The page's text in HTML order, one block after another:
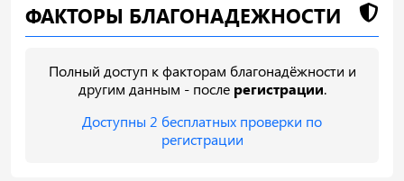
ФАКТОРЫ БЛАГОНАДЕЖНОСТИ
Полный доступ к факторам благонадёжности и
другим данным - после регистрации.
Доступны 2 бесплатных проверки по
регистрации